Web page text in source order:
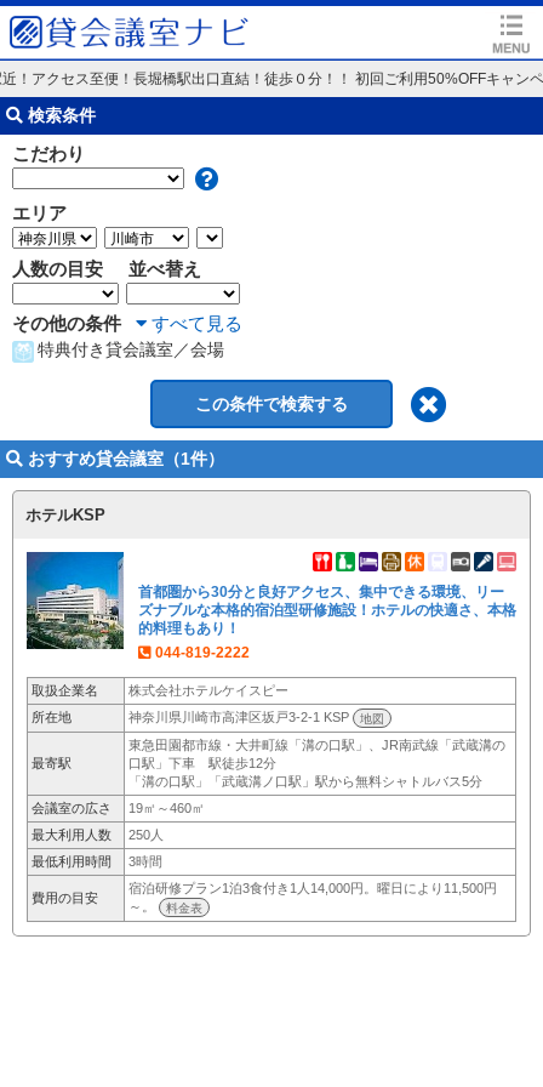
！アクセス至便！長堀橋駅出口直結！徒歩０分！！ 初回ご利用50%OFFキャンペ
検索条件
こだわり
エリア
人数の目安 並べ替え
その他の条件 すべて見る
特典付き貸会議室／会場
おすすめ貸会議室（1件）
ホテルKSP
首都圏から30分と良好アクセス、集中できる環境、リー
ズナブルな本格的宿泊型研修施設！ホテルの快適さ、本格
的料理もあり！
044-819-2222
取扱企業名
株式会社ホテルケイスピー
所在地
神奈川県川崎市高津区坂戸3-2-1 KSP 地図
最寄駅
東急田園都市線・大井町線「溝の口駅」、JR南武線「武蔵溝の
口駅」下車 駅徒歩12分
「溝の口駅」「武蔵溝ノ口駅」駅から無料シャトルバス5分
会議室の広さ
19㎡～460㎡
最大利用人数
250人
最低利用時間
3時間
費用の目安
宿泊研修プラン1泊3食付き1人14,000円。曜日により11,500円
～。
料金表